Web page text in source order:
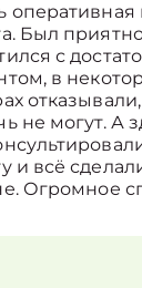
оперативная
Был
с
в
не могут. А
и всё
Огромное